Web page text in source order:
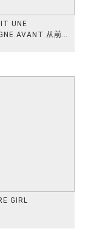
UNE
AVANT 从前有
GIRL